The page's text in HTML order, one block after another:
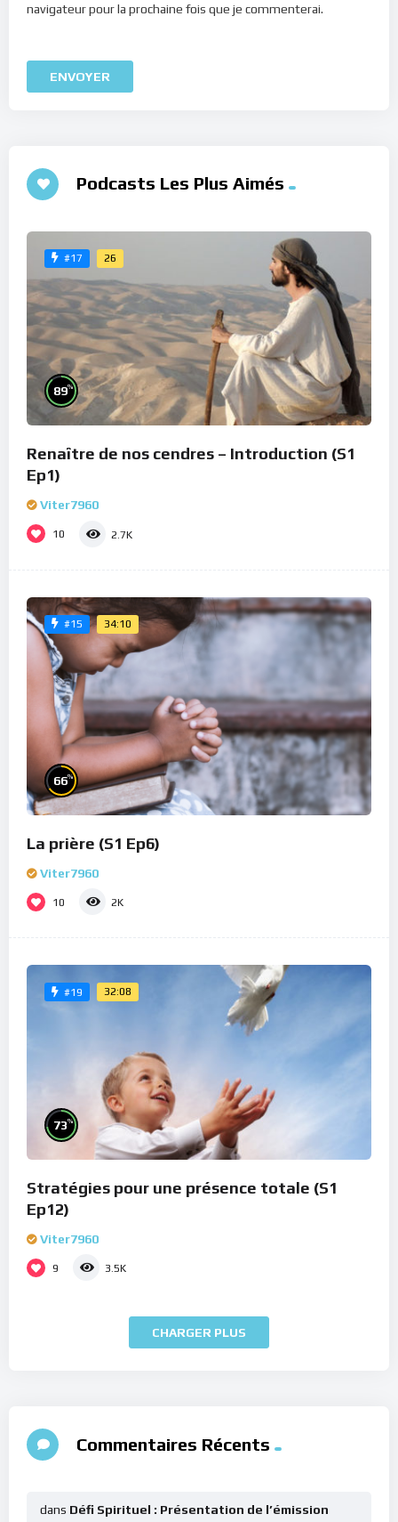
navigateur pour la prochaine fois que je commenterai.
Podcasts Les Plus Aimés
#17 26
89%
Renaître de nos cendres – Introduction (S1
Ep1)
Viter7960
10 2.7K
#15 34:10
66%
La prière (S1 Ep6)
Viter7960
10 2K
#19 32:08
73%
Stratégies pour une présence totale (S1
Ep12)
Viter7960
9 3.5K
CHARGER PLUS
Commentaires Récents
dans Défi Spirituel : Présentation de l’émission